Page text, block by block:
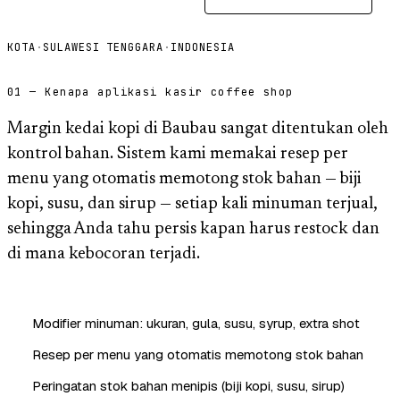
KOTA · SULAWESI TENGGARA · INDONESIA
01 — Kenapa aplikasi kasir coffee shop
Margin kedai kopi di Baubau sangat ditentukan oleh
kontrol bahan. Sistem kami memakai resep per
menu yang otomatis memotong stok bahan — biji
kopi, susu, dan sirup — setiap kali minuman terjual,
sehingga Anda tahu persis kapan harus restock dan
di mana kebocoran terjadi.
Modifier minuman: ukuran, gula, susu, syrup, extra shot
Resep per menu yang otomatis memotong stok bahan
Peringatan stok bahan menipis (biji kopi, susu, sirup)